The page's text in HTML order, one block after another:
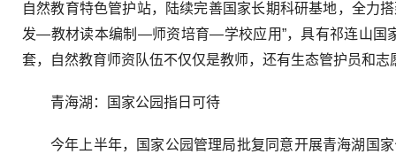
自然教育特色管护站，陆续完善国家长期科研基地，全力
发—教材读本编制—师资培育—学校应用”，具有祁连山国
套，自然教育师资队伍不仅仅是教师，还有生态管护员和
青海湖：国家公园指日可待
今年上半年，国家公园管理局批复同意开展青海湖国